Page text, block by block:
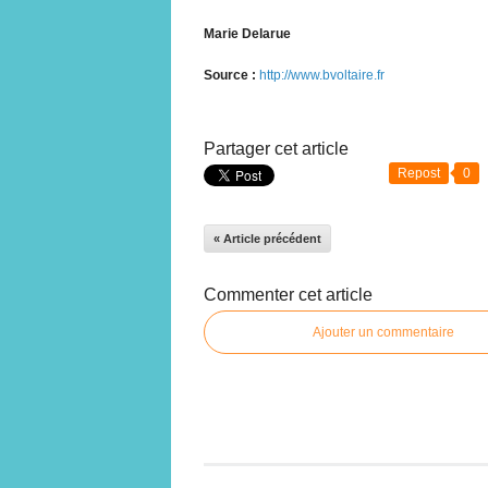
Marie Delarue
Source : http://www.bvoltaire.fr
Partager cet article
Repost 0
« Article précédent
Commenter cet article
Ajouter un commentaire